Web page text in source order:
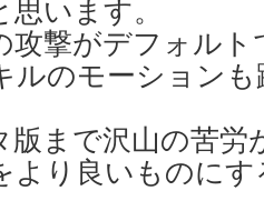
います。
攻撃がデフォル
ルのモーション
版まで沢山の苦労
より良いものに